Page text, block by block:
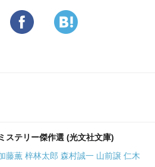
ステリー傑作選 (光文社文庫)
藤薫 梓林太郎 森村誠一 山前譲 仁木